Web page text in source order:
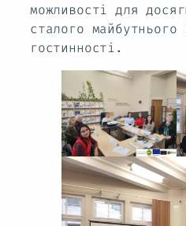
можливості для
сталого майбутнього
гостинності.